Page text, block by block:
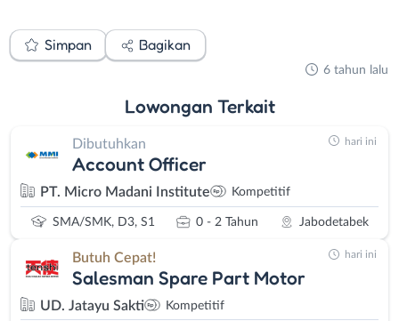
Simpan Bagikan
6 tahun lalu
Lowongan Terkait
Dibutuhkan
Account Officer
PT. Micro Madani Institute Kompetitif
SMA/SMK, D3, S1 0 - 2 Tahun Jabodetabek
hari ini
Butuh Cepat!
Salesman Spare Part Motor
UD. Jatayu Sakti Kompetitif
hari ini